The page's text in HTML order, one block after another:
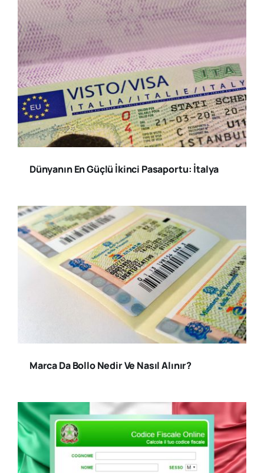
Dünyanın En Güçlü İkinci Pasaportu: İtalya
Marca Da Bollo Nedir Ve Nasıl Alınır?